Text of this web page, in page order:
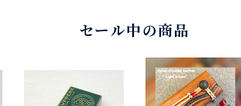
セール中の商品